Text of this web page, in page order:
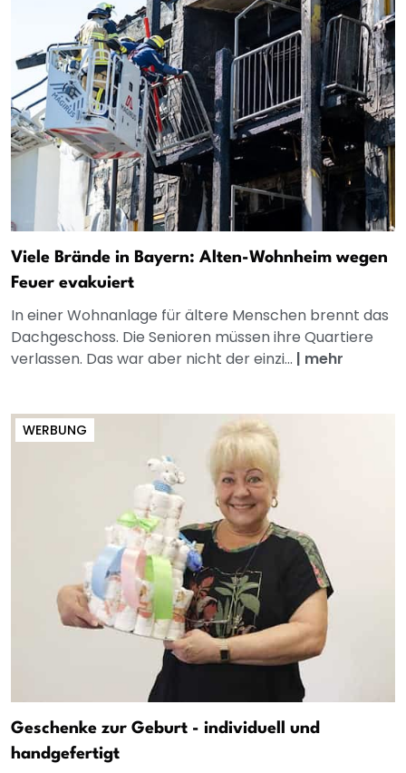
Viele Brände in Bayern: Alten-Wohnheim wegen
Feuer evakuiert
In einer Wohnanlage für ältere Menschen brennt das
Dachgeschoss. Die Senioren müssen ihre Quartiere
verlassen. Das war aber nicht der einzi... | mehr
WERBUNG
Geschenke zur Geburt - individuell und
handgefertigt